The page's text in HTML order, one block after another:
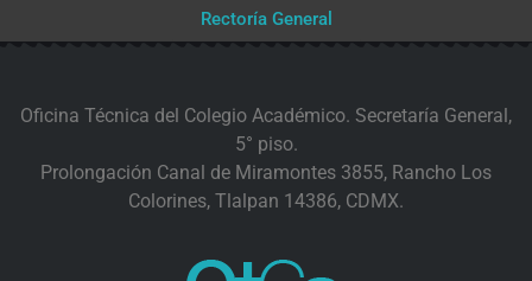
Rectoría General
Oficina Técnica del Colegio Académico. Secretaría General,
5° piso.
Prolongación Canal de Miramontes 3855, Rancho Los
Colorines, Tlalpan 14386, CDMX.